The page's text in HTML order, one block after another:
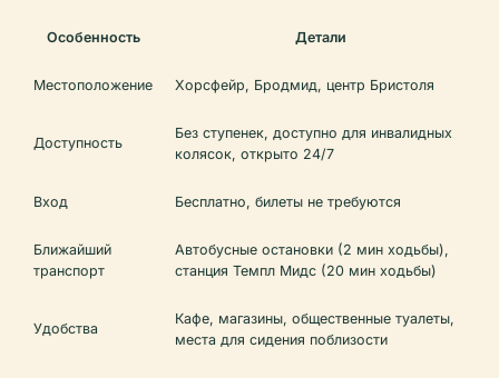
Особенность Детали
Местоположение Хорсфейр, Бродмид, центр Бристоля
Доступность
Без ступенек, доступно для инвалидных
колясок, открыто 24/7
Вход Бесплатно, билеты не требуются
Ближайший
транспорт
Автобусные остановки (2 мин ходьбы),
станция Темпл Мидс (20 мин ходьбы)
Удобства
Кафе, магазины, общественные туалеты,
места для сидения поблизости